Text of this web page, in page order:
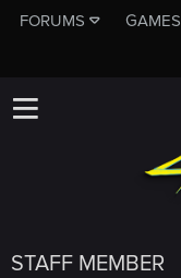
FORUMS GAMES
STAFF MEMBER